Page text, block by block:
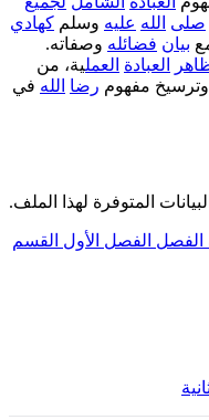
صلى الله عليهوسلم كهادي
بيان فضائلهوصفاته.
العبادة العملية، من
مفهوم رضا اللهفي
المتوفرة لهذا الملف.
الفصل الفصل الأول
القسم